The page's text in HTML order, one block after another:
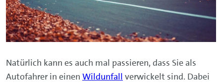
Natürlich kann es auch mal passieren, dass Sie als
Autofahrer in einen Wildunfall verwickelt sind. Dabei